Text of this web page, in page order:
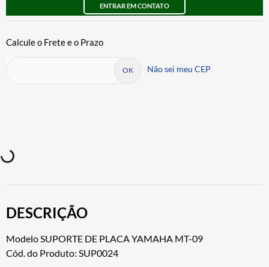
ENTRAR EM CONTATO
Não sei meu CEP
DESCRIÇÃO
Modelo SUPORTE DE PLACA YAMAHA MT-09
Cód. do Produto: SUP0024